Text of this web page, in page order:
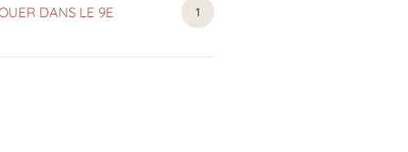
DANS LE 9E 1APPARTEMENTS